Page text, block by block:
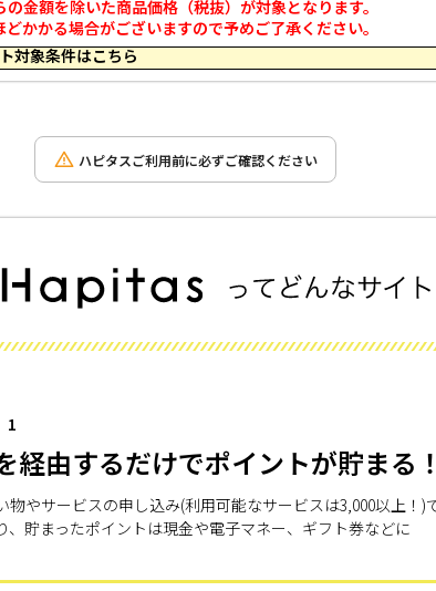
金額を除いた商品価格（税抜）が対象となります。
かかる場合がございますので予めご了承ください。
対象条件はこちら
ハピタスご利用前に必ずご確認ください
経由するだけでポイントが貯まる
物やサービスの申し込み(利用可能なサービスは3,000以上！)
、貯まったポイントは現金や電子マネー、ギフト券などに